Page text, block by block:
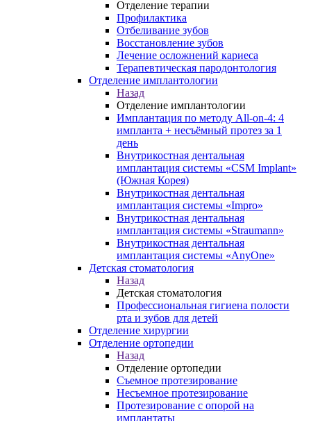
Отделение терапии
Профилактика
Отбеливание зубов
Восстановление зубов
Лечение осложнений кариеса
Терапевтическая пародонтология
Отделение имплантологии
Назад
Отделение имплантологии
Имплантация по методу All-on-4: 4
импланта + несъёмный протез за 1
день
Внутрикостная дентальная
имплантация системы «CSM Implant»
(Южная Корея)
Внутрикостная дентальная
имплантация системы «Impro»
Внутрикостная дентальная
имплантация системы «Straumann»
Внутрикостная дентальная
имплантация системы «AnyOne»
Детская стоматология
Назад
Детская стоматология
Профессиональная гигиена полости
рта и зубов для детей
Отделение хирургии
Отделение ортопедии
Назад
Отделение ортопедии
Съемное протезирование
Несъемное протезирование
Протезирование с опорой на
имплантаты